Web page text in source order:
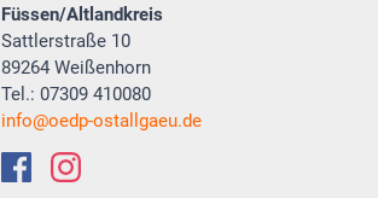
Füssen/Altlandkreis
Sattlerstraße 10
89264 Weißenhorn
Tel.: 07309 410080
info
oedp-ostallgaeu.de